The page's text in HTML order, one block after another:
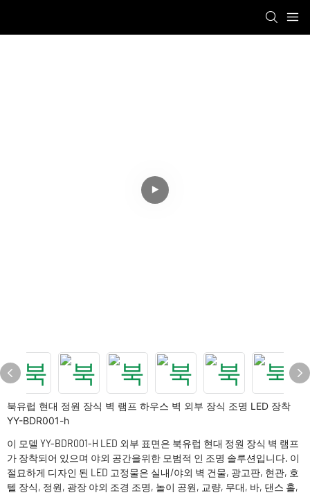
북유럽 현대 정원 장식 벽 램프 하우스 벽 외부 장식 조명 LED 장착
YY-BDR001-h
이 모델 YY-BDR001-H LED 외부 표면은 북유럽 현대 정원 장식 벽 램프
가 장착되어 있으며 야외 공간을위한 모범적 인 조명 솔루션입니다. 이
절묘하게 디자인 된 LED 고정물은 실내/야외 벽 건물, 광고판, 현관, 호
텔 장식, 정원, 광장 야외 조경 조명, 놀이 공원, 교량, 무대, 바, 댄스 홀,